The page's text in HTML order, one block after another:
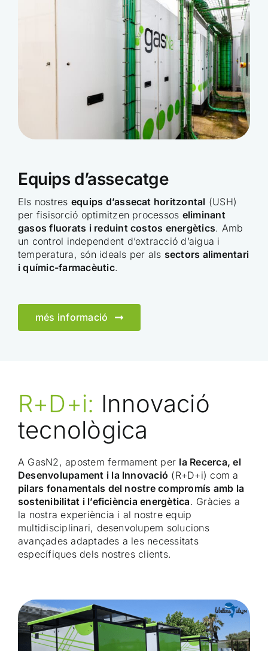
Equips d’assecatge
Els nostres equips d’assecat horitzontal (USH)
per fisisorció optimitzen processos eliminant
gasos fluorats i reduint costos energètics. Amb
un control independent d’extracció d’aigua i
temperatura, són ideals per als sectors alimentari
i químic-farmacèutic.
més informació
R+D+i: Innovació
tecnològica
A GasN2, apostem fermament per la Recerca, el
Desenvolupament i la Innovació (R+D+i) com a
pilars fonamentals del nostre compromís amb la
sostenibilitat i l’eficiència energètica. Gràcies a
la nostra experiència i al nostre equip
multidisciplinari, desenvolupem solucions
avançades adaptades a les necessitats
específiques dels nostres clients.